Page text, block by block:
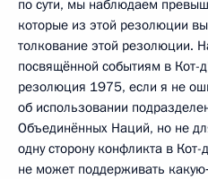
по сути, мы наблюдаем
которые из этой резолюции
толкование этой резолюции.
посвящённой событиям в Кот-
резолюция 1975, если я не
об использовании
Объединённых Наций, но не
одну сторону конфликта в
не может поддерживать